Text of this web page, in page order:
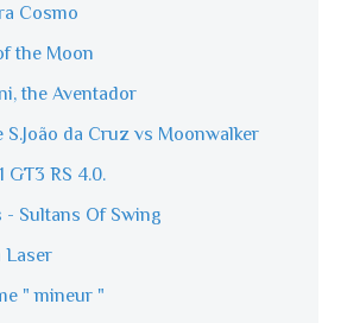
Cosmo
the Moon
the Aventador
S.João da Cruz vs Moonwalker
GT3 RS 4.0.
- Sultans Of Swing
Laser
" mineur "